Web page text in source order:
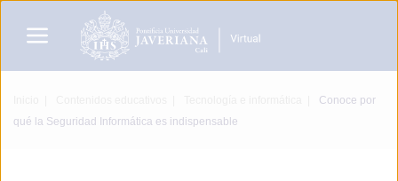
Conoce por
qué la Seguridad Informática es indispensable